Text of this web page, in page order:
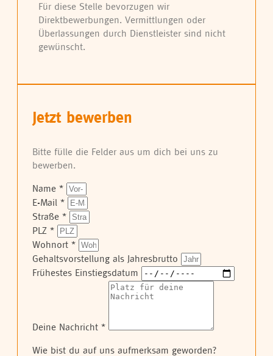
Für diese Stelle bevorzugen wir
Direktbewerbungen. Vermittlungen oder
Überlassungen durch Dienstleister sind nicht
gewünscht.
Jetzt bewerben
Bitte fülle die Felder aus um dich bei uns zu
bewerben.
Name *
E-Mail *
Straße *
PLZ *
Wohnort *
Gehaltsvorstellung als Jahresbrutto
Frühestes Einstiegsdatum
Deine Nachricht *
Wie bist du auf uns aufmerksam geworden?